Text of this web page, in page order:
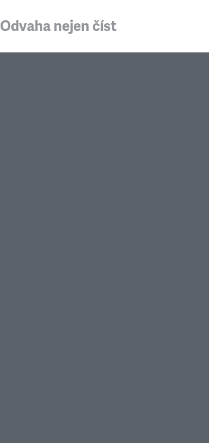
Odvaha nejen číst